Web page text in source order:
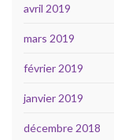
avril 2019
mars 2019
février 2019
janvier 2019
décembre 2018